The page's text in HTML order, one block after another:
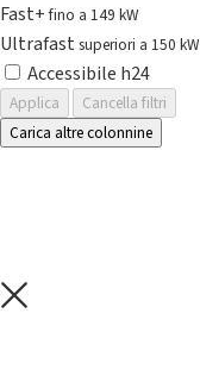
Fast+fino a 149 kW
Ultrafast superiori a 150 kW
Accessibile h24
Applica
Cancella filtri
Carica altre colonnine